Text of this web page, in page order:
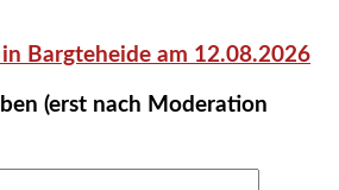
Bargteheide am 12.08.2026
(erst nach Moderation